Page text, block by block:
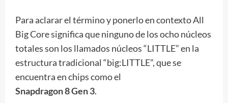
Para aclarar el término y ponerlo en contexto All
Big Core significa que ninguno de los ocho núcleos
totales son los llamados núcleos “LITTLE” en la
estructura tradicional “big:LITTLE”, que se
encuentra en chips como el
Snapdragon 8 Gen 3.